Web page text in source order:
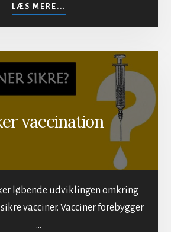
LÆS MERE...
MOD
BESTRÅLING
BEFOLKNINGEN
vaccination
løbende udviklingen omkring
vacciner. Vacciner forebygger
…